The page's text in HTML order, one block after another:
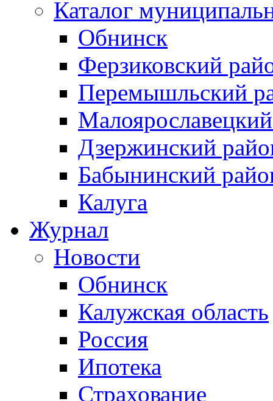
Каталог
Обнинск
Ферзиковский
Перемышльский
Дзержинский
Бабынинский
Калуга
Журнал
Новости
Обнинск
Калужская область
Россия
Ипотека
Страхование